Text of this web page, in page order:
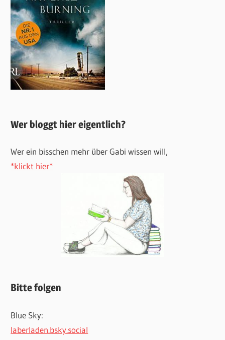
Wer bloggt hier eigentlich?
Wer ein bisschen mehr über Gabi wissen will,
*klickt hier*
Bitte folgen
Blue Sky:
laberladen.bsky.social